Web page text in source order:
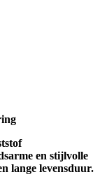
en stijlvolle
lange levensduur.